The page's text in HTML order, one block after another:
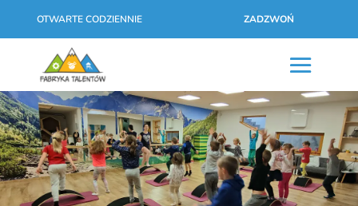
OTWARTE CODZIENNIE ZADZWOŃ